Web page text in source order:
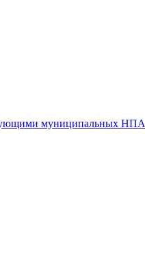
муниципальных НПА